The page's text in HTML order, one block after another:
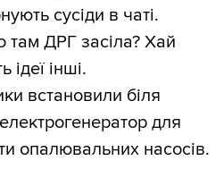
сусіди в чаті.
ДРГ засіла? Хай
ідеї інші.
встановили біля
для
опалювальних насосів.